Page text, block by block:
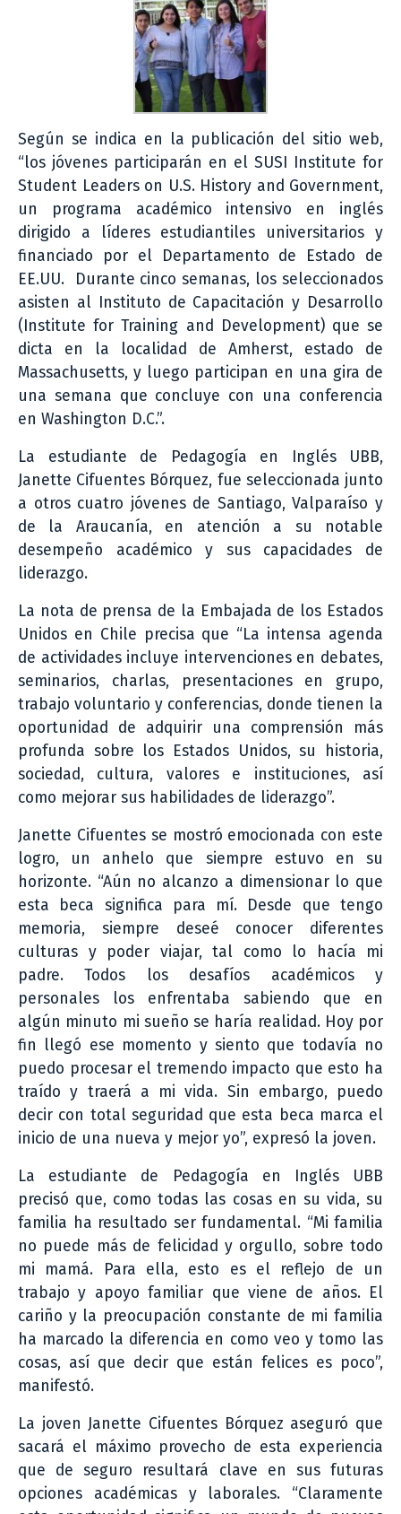
Según se indica en la publicación del sitio web,
“los jóvenes participarán en el SUSI Institute for
Student Leaders on U.S. History and Government,
un programa académico intensivo en inglés
dirigido a líderes estudiantiles universitarios y
financiado por el Departamento de Estado de
EE.UU. Durante cinco semanas, los seleccionados
asisten al Instituto de Capacitación y Desarrollo
(Institute for Training and Development) que se
dicta en la localidad de Amherst, estado de
Massachusetts, y luego participan en una gira de
una semana que concluye con una conferencia
en Washington D.C.”.
La estudiante de Pedagogía en Inglés UBB,
Janette Cifuentes Bórquez, fue seleccionada junto
a otros cuatro jóvenes de Santiago, Valparaíso y
de la Araucanía, en atención a su notable
desempeño académico y sus capacidades de
liderazgo.
La nota de prensa de la Embajada de los Estados
Unidos en Chile precisa que “La intensa agenda
de actividades incluye intervenciones en debates,
seminarios, charlas, presentaciones en grupo,
trabajo voluntario y conferencias, donde tienen la
oportunidad de adquirir una comprensión más
profunda sobre los Estados Unidos, su historia,
sociedad, cultura, valores e instituciones, así
como mejorar sus habilidades de liderazgo”.
Janette Cifuentes se mostró emocionada con este
logro, un anhelo que siempre estuvo en su
horizonte. “Aún no alcanzo a dimensionar lo que
esta beca significa para mí. Desde que tengo
memoria, siempre deseé conocer diferentes
culturas y poder viajar, tal como lo hacía mi
padre. Todos los desafíos académicos y
personales los enfrentaba sabiendo que en
algún minuto mi sueño se haría realidad. Hoy por
fin llegó ese momento y siento que todavía no
puedo procesar el tremendo impacto que esto ha
traído y traerá a mi vida. Sin embargo, puedo
decir con total seguridad que esta beca marca el
inicio de una nueva y mejor yo”, expresó la joven.
La estudiante de Pedagogía en Inglés UBB
precisó que, como todas las cosas en su vida, su
familia ha resultado ser fundamental. “Mi familia
no puede más de felicidad y orgullo, sobre todo
mi mamá. Para ella, esto es el reflejo de un
trabajo y apoyo familiar que viene de años. El
cariño y la preocupación constante de mi familia
ha marcado la diferencia en como veo y tomo las
cosas, así que decir que están felices es poco”,
manifestó.
La joven Janette Cifuentes Bórquez aseguró que
sacará el máximo provecho de esta experiencia
que de seguro resultará clave en sus futuras
opciones académicas y laborales. “Claramente